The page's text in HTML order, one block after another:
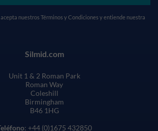
nuestros Términos y Condiciones y entiende nuestra
Silmid.com
Unit 1 & 2 Roman Park
Roman Way
Coleshill
Birmingham
B46 1HG
: +44 (0)1675 432850